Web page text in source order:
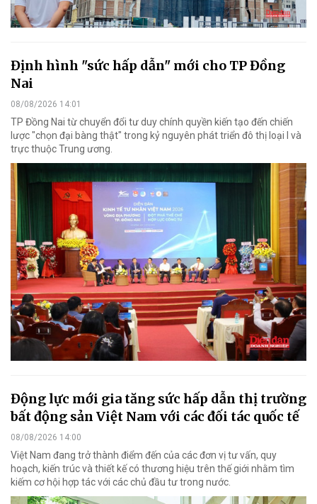
Định hình "sức hấp dẫn" mới cho TP Đồng
Nai
08/08/2026 14:01
TP Đồng Nai từ chuyển đổi tư duy chính quyền kiến tạo đến chiến
lược "chọn đại bàng thật" trong kỷ nguyên phát triển đô thị loại I và
trực thuộc Trung ương.
Động lực mới gia tăng sức hấp dẫn thị trường
bất động sản Việt Nam với các đối tác quốc tế
08/08/2026 14:00
Việt Nam đang trở thành điểm đến của các đơn vị tư vấn, quy
hoạch, kiến trúc và thiết kế có thương hiệu trên thế giới nhằm tìm
kiếm cơ hội hợp tác với các chủ đầu tư trong nước.